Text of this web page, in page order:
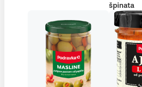
špinata